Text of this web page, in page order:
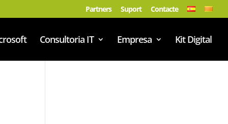
Partners Suport Contacte
Consultoria IT Empresa Kit Digital